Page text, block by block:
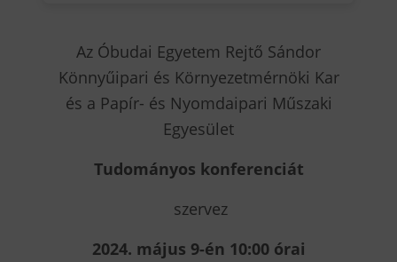
Az Óbudai Egyetem Rejtő Sándor
Könnyűipari és Környezetmérnöki Kar
és a Papír- és Nyomdaipari Műszaki
Egyesület
Tudományos konferenciát
szervez
2024. május 9-én 10:00 órai